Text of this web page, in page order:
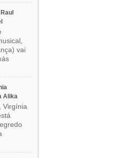
vai
Alika
Virgínia